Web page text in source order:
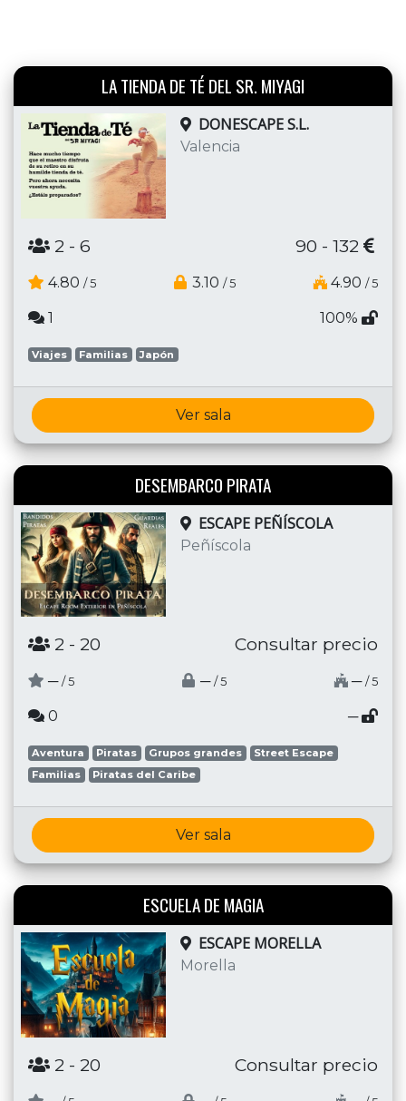
LA TIENDA DE TÉ DEL SR. MIYAGI
DONESCAPE S.L.
Valencia
2 - 6 90 - 132
4.80 / 5 3.10 / 5 4.90 / 5
1 100%
Viajes Familias Japón
Ver sala
DESEMBARCO PIRATA
ESCAPE PEÑÍSCOLA
Peñíscola
2 - 20 Consultar precio
─ / 5 ─ / 5 ─ / 5
0 ─
Aventura Piratas Grupos grandes
Street Escape
Familias
Piratas del Caribe
Ver sala
ESCUELA DE MAGIA
ESCAPE MORELLA
Morella
2 - 20 Consultar precio